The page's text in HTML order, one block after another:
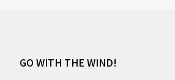
GO WITH THE WIND!